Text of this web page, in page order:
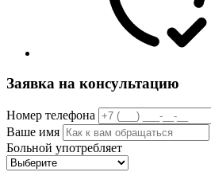
Заявка на консультацию
Номер телефона
Ваше имя
Больной употребляет